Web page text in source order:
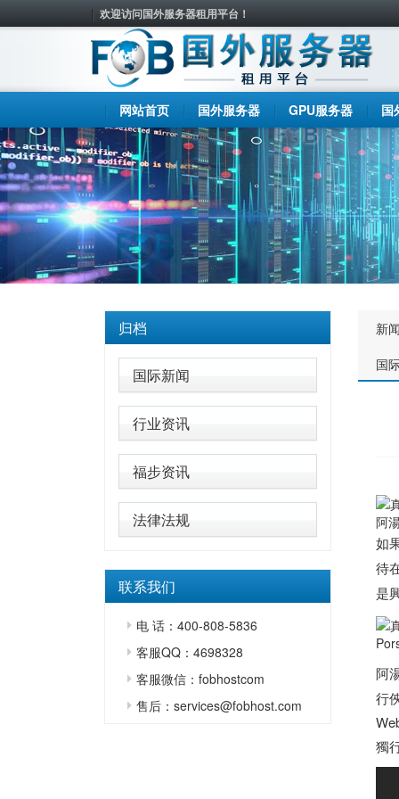
欢迎访问国外服务器租用平台！
网站首页 国外服务器 GPU服务器 国
归档
国际新闻
行业资讯
福步资讯
法律法规
联系我们
电 话：400-808-5836
客服QQ：4698328
客服微信：fobhostcom
售后：services@fobhost.com
新
国
阿
如
待
是
阿
行
獨